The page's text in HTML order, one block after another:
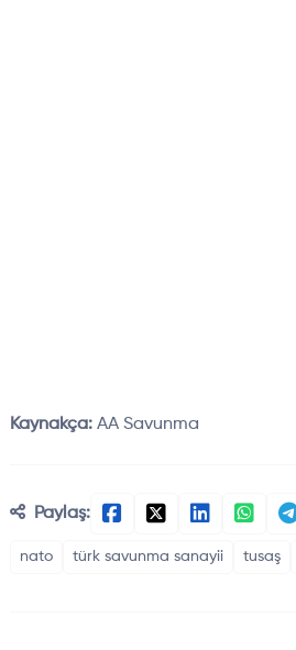
Kaynakça: AA Savunma
Paylaş:
nato türk savunma sanayii tusaş